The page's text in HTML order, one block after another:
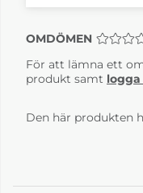
Y Scandinavian Grey
OMDÖMEN
För att lämna ett
produkt samt logga
Den här produkten